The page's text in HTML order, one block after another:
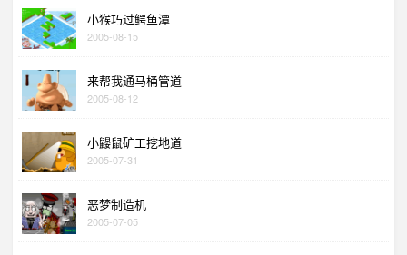
小猴巧过鳄鱼潭
2005-08-15
来帮我通马桶管道
2005-08-12
小鼹鼠矿工挖地道
2005-07-31
恶梦制造机
2005-07-05